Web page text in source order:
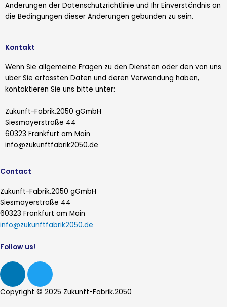
Änderungen der Datenschutzrichtlinie und Ihr Einverständnis an
die Bedingungen dieser Änderungen gebunden zu sein.
Kontakt
Wenn Sie allgemeine Fragen zu den Diensten oder den von uns
über Sie erfassten Daten und deren Verwendung haben,
kontaktieren Sie uns bitte unter:
Zukunft-Fabrik.2050 gGmbH
Siesmayerstraße 44
60323 Frankfurt am Main
info@zukunftfabrik2050.de
Contact
Zukunft-Fabrik.2050 gGmbH
Siesmayerstraße 44
60323 Frankfurt am Main
info@zukunftfabrik2050.de
Follow us!
L
n
T
w
i
Copyright © 2025 Zukunft-Fabrik.2050